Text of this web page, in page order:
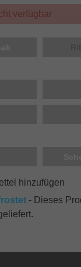
verfügbar
hinzufügen
- Dieses